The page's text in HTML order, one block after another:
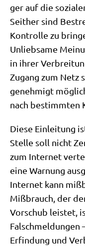
ger auf die
Seit­her sind
Kon­trol­le zu
Unlieb­sa­me
in ihrer
Zugang zum Netz
geneh­migt
nach bestimm­ten
Die­se Ein­lei­tung
Stel­le soll nicht
zum Inter­net
eine War­nung
Inter­net kann
Miß­brauch, der
Vor­schub lei­stet,
Falsch­mel­dun­gen
Erfin­dung und